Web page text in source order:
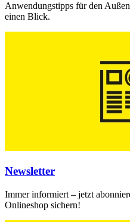
Anwendungstipps für den
einen Blick.
Newsletter
Immer informiert – jetzt
Onlineshop sichern!